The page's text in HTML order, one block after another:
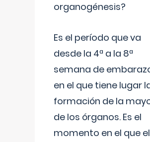
organogénesis?
Es el período que va
desde la 4ª a la 8ª
semana de
en el que tiene lugar
formación de la
de los órganos. Es el
momento en el que el